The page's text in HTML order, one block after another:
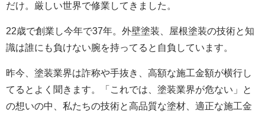
だけ。厳しい世界で修業してきました。
22歳で創業し今年で37年。外壁塗装、屋根塗装の技術と知
識は誰にも負けない腕を持ってると自負しています。
昨今、塗装業界は詐称や手抜き、高額な施工金額が横行し
てるとよく聞きます。「これでは、塗装業界が危ない」と
の想いの中、私たちの技術と高品質な塗材、適正な施工金